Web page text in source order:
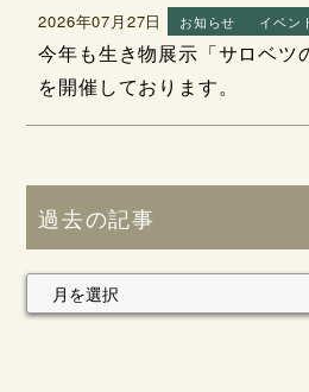
2026年07月27日 お知らせ イベン
今年も生き物展示「サロベツ
を開催しております。
過去の記事